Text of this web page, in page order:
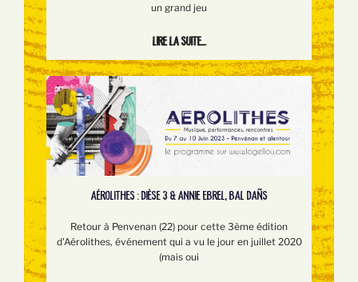
un grand jeu
Lire la suite...
AÉROLITHES : DIÈSE 3 & ANNIE EBREL, BAL DAÑS
Retour à Penvenan (22) pour cette 3ème édition
d'Aérolithes, événement qui a vu le jour en juillet 2020
(mais oui